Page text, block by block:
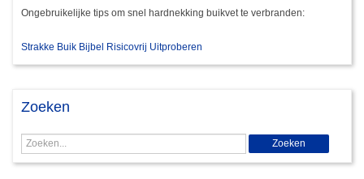
Ongebruikelijke tips om snel hardnekking buikvet te verbranden:
Strakke Buik Bijbel Risicovrij Uitproberen
Zoeken